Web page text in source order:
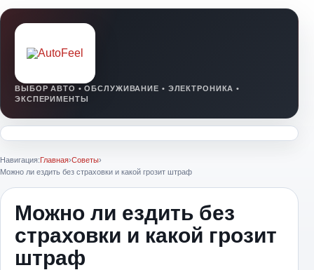
Навигация:Главная›Советы›
Можно ли ездить без страховки и какой грозит штраф
Можно ли ездить без
страховки и какой грозит
штраф